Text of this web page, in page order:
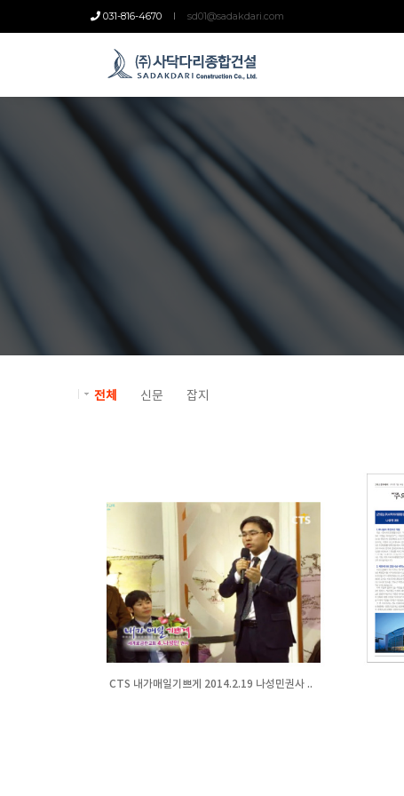
031-816-4670 sd01@sadakdari.com
전체 신문 잡지
CTS 내가매일기쁘게 2014.2.19 나성민권사 ..